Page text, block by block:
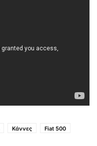
Κάννες
Fiat 500